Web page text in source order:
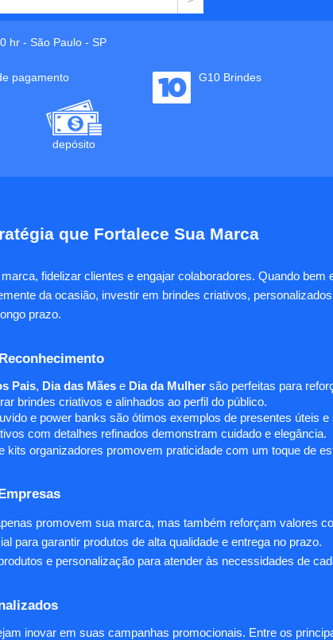
hr - São Paulo - SP
pagamento
depósito
G10 Brindes
que Fortalece Sua Marca
fidelizar clientes e engajar colaboradores. Quando bem
da ocasião, investir em brindes criativos,
prazo.
Pais, Dia das Mães e Dia da Mulher são perfeitas para
brindes criativos e alinhados ao perfil do público.
e power banks são ótimos exemplos de presentes úteis e
com detalhes refinados demonstram cuidado e elegância.
organizadores promovem praticidade com um toque de
promovem sua marca, mas também reforçam valores
para garantir produtos de alta qualidade e entrega no prazo.
e personalização para atender às necessidades de
inovar em suas campanhas promocionais. Entre os